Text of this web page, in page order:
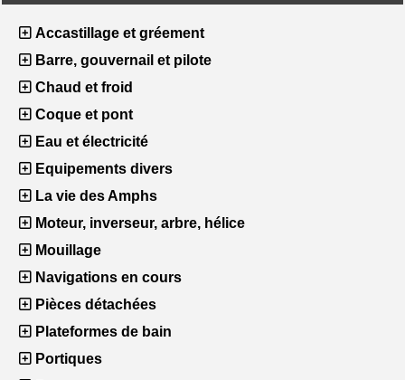
Accastillage et gréement
Barre, gouvernail et pilote
Chaud et froid
Coque et pont
Eau et électricité
Equipements divers
La vie des Amphs
Moteur, inverseur, arbre, hélice
Mouillage
Navigations en cours
Pièces détachées
Plateformes de bain
Portiques